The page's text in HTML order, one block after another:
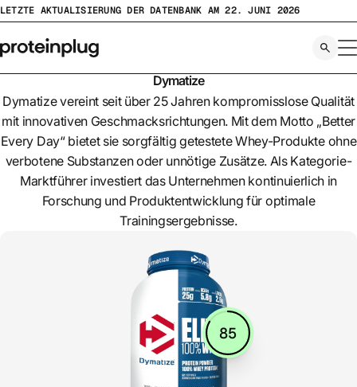
Zum
springen
LETZTE AKTUALISIERUNG DER DATENBANK AM 22. JUNI 2026
Dymatize
Dymatize vereint seit über 25 Jahren kompromisslose Qualität
mit innovativen Geschmacksrichtungen. Mit dem Motto „Better
Every Day“ bietet sie sorgfältig getestete Whey-Produkte ohne
verbotene Substanzen oder unnötige Zusätze. Als Kategorie-
Marktführer investiert das Unternehmen kontinuierlich in
Forschung und Produktentwicklung für optimale
Trainingsergebnisse.
85